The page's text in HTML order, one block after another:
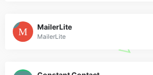
MailerLite
MailerLite